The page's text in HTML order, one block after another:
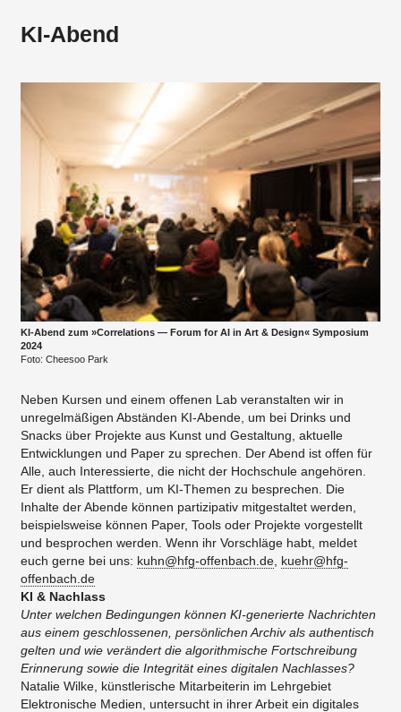
KI-Abend
KI-Abend zum »Correlations — Forum for AI in Art & Design« Symposium
2024
Foto: Cheesoo Park
Neben Kursen und einem offenen Lab veranstalten wir in
unregelmäßigen Abständen KI-Abende, um bei Drinks und
Snacks über Projekte aus Kunst und Gestaltung, aktuelle
Entwicklungen und Paper zu sprechen. Der Abend ist offen für
Alle, auch Interessierte, die nicht der Hochschule angehören.
Er dient als Plattform, um KI-Themen zu besprechen. Die
Inhalte der Abende können partizipativ mitgestaltet werden,
beispielsweise können Paper, Tools oder Projekte vorgestellt
und besprochen werden. Wenn ihr Vorschläge habt, meldet
euch gerne bei uns: kuhn@hfg-offenbach.de kuehr@hfg-
offenbach.de
KI & Nachlass
Unter welchen Bedingungen können KI-generierte Nachrichten
aus einem geschlossenen, persönlichen Archiv als authentisch
gelten und wie verändert die algorithmische Fortschreibung
Erinnerung sowie die Integrität eines digitalen Nachlasses?
Natalie Wilke, künstlerische Mitarbeiterin im Lehrgebiet
Elektronische Medien, untersucht in ihrer Arbeit ein digitales